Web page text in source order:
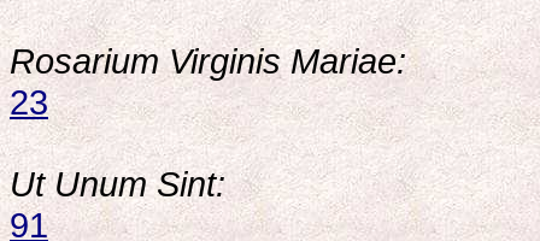
Rosarium Virginis Mariae:
23
Ut Unum Sint:
91